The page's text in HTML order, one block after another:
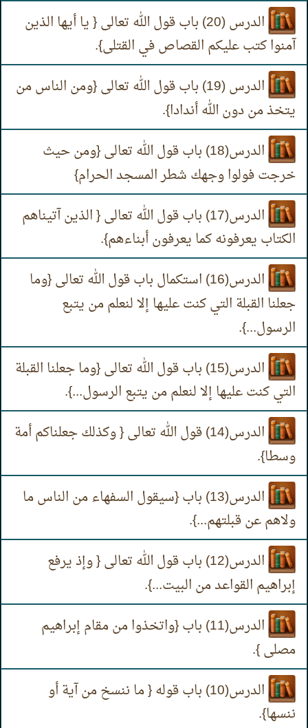
الدرس (20) باب قول الله تعالى { يا أيها الذين
آمنوا كتب عليكم القصاص في القتلى}.
الدرس (19) باب قول الله تعالى {ومن الناس من
يتخذ من دون الله أندادا}.
الدرس(18) باب قول الله تعالى {ومن حيث
خرجت فولوا وجهك شطر المسجد الحرام}
الدرس(17) باب قول الله تعالى { الذين آتيناهم
الكتاب يعرفونه كما يعرفون أبناءهم}.
الدرس(16) استكمال باب قول الله تعالى {وما
جعلنا القبلة التي كنت عليها إلا لنعلم من يتبع
الرسول...}.
الدرس(15) باب قول الله تعالى {وما جعلنا القبلة
التي كنت عليها إلا لنعلم من يتبع الرسول...}.
الدرس(14) قول الله تعالى { وكذلك جعلناكم أمة
وسطا}.
الدرس(13) باب {سيقول السفهاء من الناس ما
ولاهم عن قبلتهم...}.
الدرس(12) باب قول الله تعالى { وإذ يرفع
إبراهيم القواعد من البيت...}.
الدرس(11) باب {واتخذوا من مقام إبراهيم
مصلى }.
الدرس(10) باب قوله { ما ننسخ من آية أو
ننسها}.